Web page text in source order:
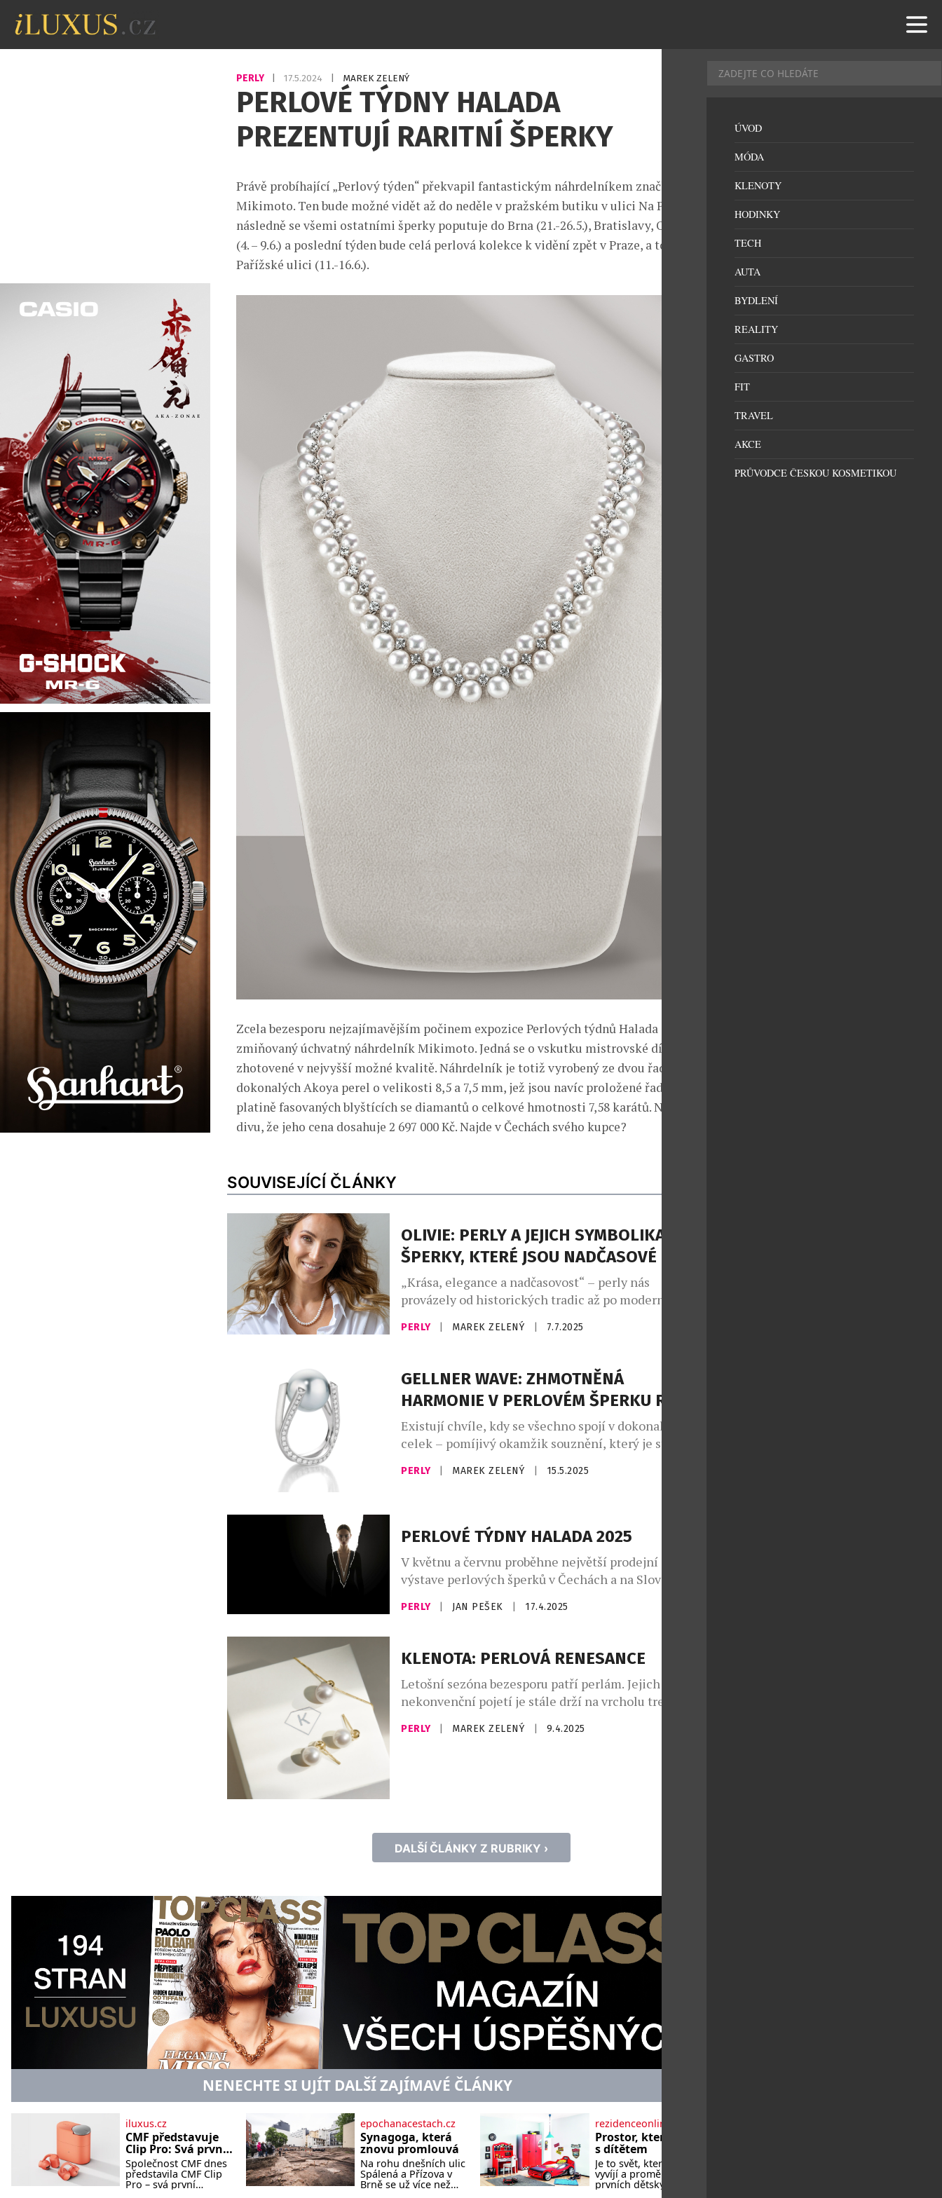
PERLY 17.5.2024 MAREK ZELENÝ
PERLOVÉ TÝDNY HALADA
PREZENTUJÍ RARITNÍ ŠPERKY
Právě probíhající „Perlový týden“ překvapil fantastickým náhrdelníkem značky
Mikimoto. Ten bude možné vidět až do neděle v pražském butiku v ulici Na Příkopě,
následně se všemi ostatními šperky poputuje do Brna (21.-26.5.), Bratislavy, Ostravy
(4. – 9.6.) a poslední týden bude celá perlová kolekce k vidění zpět v Praze, a to v
Pařížské ulici (11.-16.6.).
Zcela bezesporu nejzajímavějším počinem expozice Perlových týdnů Halada je
zmiňovaný úchvatný náhrdelník Mikimoto. Jedná se o vskutku mistrovské dílo
zhotovené v nejvyšší možné kvalitě. Náhrdelník je totiž vyrobený ze dvou řad
dokonalých Akoya perel o velikosti 8,5 a 7,5 mm, jež jsou navíc proložené řadou v
platině fasovaných blyštících se diamantů o celkové hmotnosti 7,58 karátů. Není
divu, že jeho cena dosahuje 2 697 000 Kč. Najde v Čechách svého kupce?
SOUVISEJÍCÍ ČLÁNKY
OLIVIE: PERLY A JEJICH SYMBOLIKA –
ŠPERKY, KTERÉ JSOU NADČASOVÉ
„Krása, elegance a nadčasovost“ – perly nás
provázely od historických tradic až po moderní
design, vždy představovaly symbol ženské jemnosti i
vnitřní síly. Jsou křehké a zároveň i odolné – stejně
nejušlechtilejších drahokamů světa – nikdy
nepřestaly být symbolem elegance. Od egyptských
královen až po hollywoodské ikony, […]
PERLY MAREK ZELENÝ 7.7.2025
GELLNER WAVE: ZHMOTNĚNÁ
HARMONIE V PERLOVÉM ŠPERKU ROKU
Existují chvíle, kdy se všechno spojí v dokonalý
celek – pomíjivý okamžik souznění, který je stejně
vzácný jako dechberoucí. Právě takovou dokonalost
zachycuje nová interpretace prstenu Wave od
Halada. Šperk, který oslavuje eleganci,
letos stal […]
PERLY MAREK ZELENÝ 15.5.2025
PERLOVÉ TÝDNY HALADA 2025
V květnu a červnu proběhne největší prodejní
výstave perlových šperků v Čechách a na Slovensku.
Legendární a největší akce rodinného klenotnictví
Halada má tradicí již několik desetiletí. Na akci se
představí perly světových značek jako Mikimoto,
Gellner, Jörg Heinz a další, v široké škále druhů
perel, barev, velikostí, […]
PERLY JAN PEŠEK 17.4.2025
KLENOTA: PERLOVÁ RENESANCE
Letošní sezóna bezesporu patří perlám. Jejich
nekonvenční pojetí je stále drží na vrcholu trendů a
moderní asymetrické designy vévodí přehlídkovým
molům. Tradiční perlové šňůry se proměňují v
PERLY MAREK ZELENÝ 9.4.2025
DALŠÍ ČLÁNKY Z RUBRIKY ›
NENECHTE SI UJÍT DALŠÍ ZAJÍMAVÉ ČLÁNKY
iluxus.cz
CMF představuje
Clip Pro: Svá první
otevřená
sluchátka
Společnost CMF dnes
představila CMF Clip
Pro – svá první
epochanacestach.cz
Synagoga, která
znovu promlouvá
Na rohu dnešních ulic
Spálená a Přízova v
Brně se už více než
rezidenceonline.cz
Prostor, který roste
s dítětem
Je to svět, který se
vyvíjí a proměňuje od
prvních dětských
ÚVOD
MÓDA
KLENOTY
HODINKY
TECH
AUTA
BYDLENÍ
REALITY
GASTRO
FIT
TRAVEL
AKCE
PRŮVODCE ČESKOU KOSMETIKOU